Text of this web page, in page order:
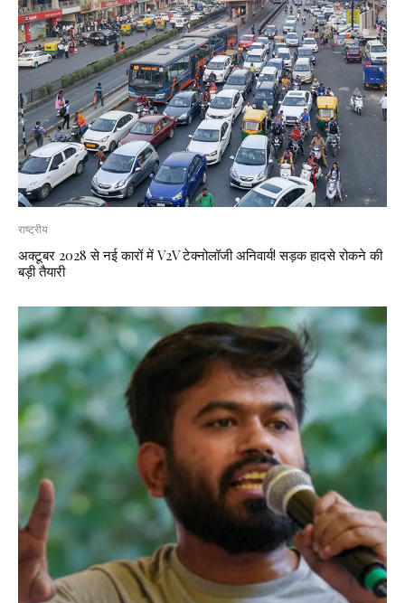
राष्ट्रीय
अक्टूबर 2028 से नई कारों में V2V टेक्नोलॉजी अनिवार्य! सड़क हादसे रोकने की
बड़ी तैयारी